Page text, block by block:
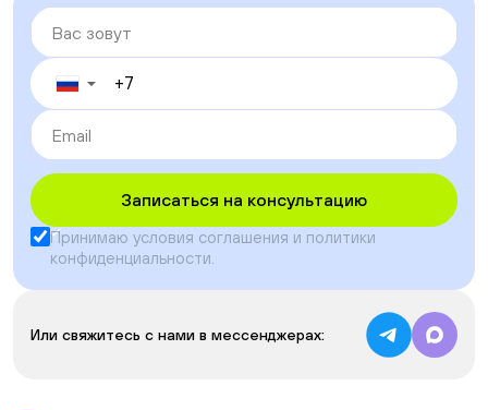
▼
Записаться на консультацию
Принимаю условия соглашения и политики
конфиденциальности.
Или свяжитесь с нами в мессенджерах: